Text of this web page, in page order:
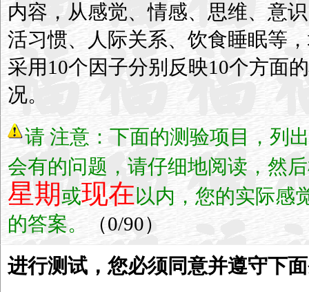
内容，从感觉、情感、思维、意
活习惯、人际关系、饮食睡眠等
采用10个因子分别反映10个方面
况。
请 注意：下面的测验项目，列
会有的问题，请仔细地阅读，然
星期或现在以内，您的实际感
的答案。
（0/90）
进行测试，您必须同意并遵守下